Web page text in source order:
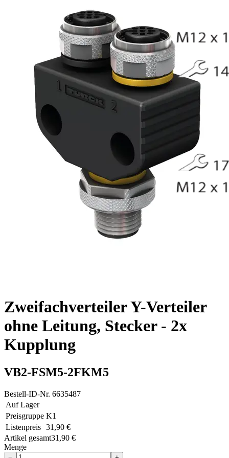
Zweifachverteiler Y-Verteiler
ohne Leitung, Stecker - 2x
Kupplung
VB2-FSM5-2FKM5
Bestell-ID-Nr. 6635487
Auf Lager
Preisgruppe K1
Listenpreis 31,90 €
Artikel gesamt31,90 €
Menge